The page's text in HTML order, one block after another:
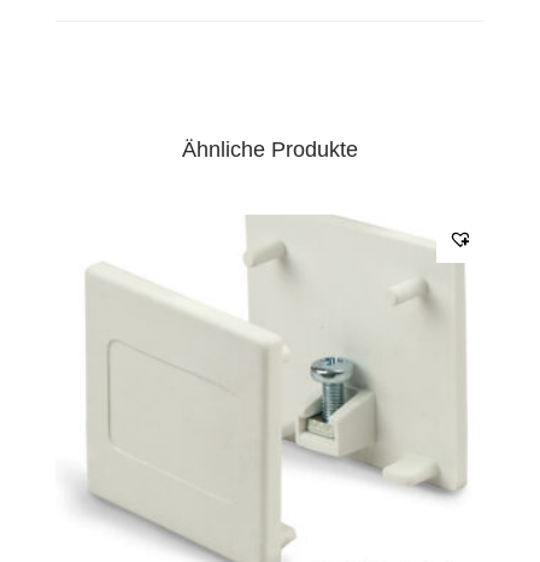
Ähnliche Produkte